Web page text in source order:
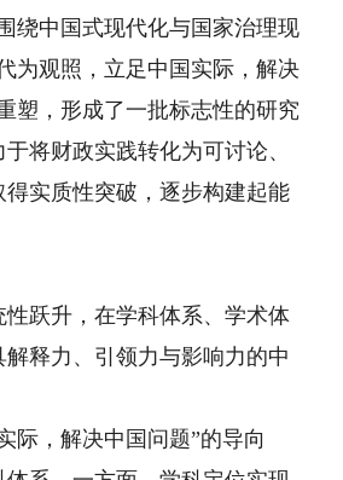
绕中国式现代化与国家治理现
为观照，立足中国实际，解决
塑，形成了一批标志性的研究
将财政实践转化为可讨论、
实质性突破，逐步构建起能
跃升，在学科体系、学术体
释力、引领力与影响力的中
，解决中国问题”的导向